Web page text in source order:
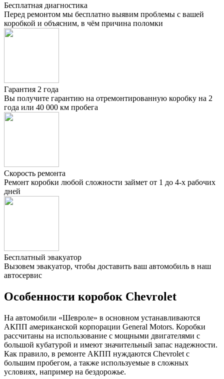
Бесплатная диагностика
Перед ремонтом мы бесплатно выявим проблемы с вашей
коробкой и объясним, в чём причина поломки
Гарантия 2 года
Вы получите гарантию на отремонтированную коробку на 2
года или 40 000 км пробега
Скорость ремонта
Ремонт коробки любой сложности займет от 1 до 4-х рабочих
дней
Бесплатный эвакуатор
Вызовем эвакуатор, чтобы доставить ваш автомобиль в наш
автосервис
Особенности коробок Chevrolet
На автомобили «Шевроле» в основном устанавливаются
АКПП американской корпорации General Motors. Коробки
рассчитаны на использование с мощными двигателями с
большой кубатурой и имеют значительный запас надежности.
Как правило, в ремонте АКПП нуждаются Chevrolet с
большим пробегом, а также используемые в сложных
условиях, например на бездорожье.